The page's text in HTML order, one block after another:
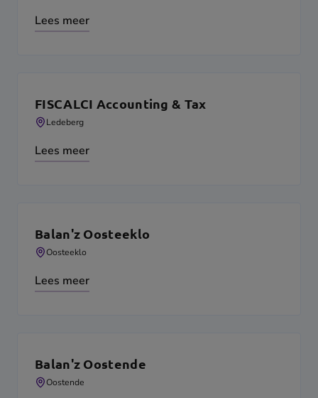
Lees meer
FISCALCI Accounting & Tax
Ledeberg
Lees meer
Balan'z Oosteeklo
Oosteeklo
Lees meer
Balan'z Oostende
Oostende